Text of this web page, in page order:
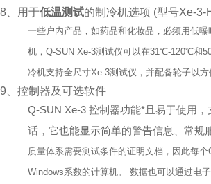
8、用于低温测试的制冷机选项 (型号Xe-3-
一些户内产品，如药品和化妆品 ，必须用低
机， Q-SUN Xe-3测试仪可以在31℃-120℃和
冷机支持全尺寸Xe-3测试仪，并配备轮子以方
9、控制器及可选软件
Q-SUN Xe-3 控制器功能*且易于使用
话，它也能显示简单的警告信息、常规
质量体系需要测试条件的证明文档，因此每个
Windows系数的计算机。 数据也可以通过电